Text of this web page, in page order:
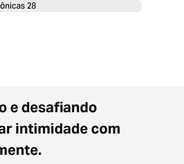
28
e desafiando
intimidade com